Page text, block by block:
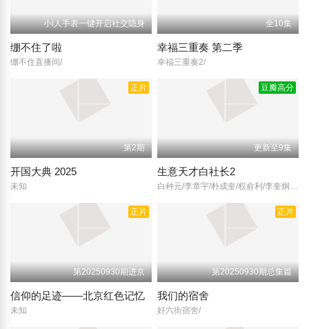
小i人手表一键开启社交隐身
绷不住了啦
绷不住直播间/
全10集
幸福三重奏 第二季
幸福三重奏2/
正片
第2期
开国大典 2025
未知
豆瓣高分
更新至9集
生意天才白社长2
白种元/李章宇/朴成奎/权俞利/李奎炯/孙英宰/
正片
第20250930期进京
信仰的足迹——北京红色记忆
未知
正片
第20250930期总集篇
我们的宿舍
好六街宿舍/